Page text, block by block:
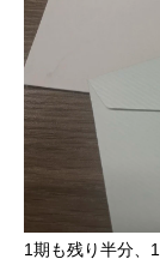
1期も残り半分、